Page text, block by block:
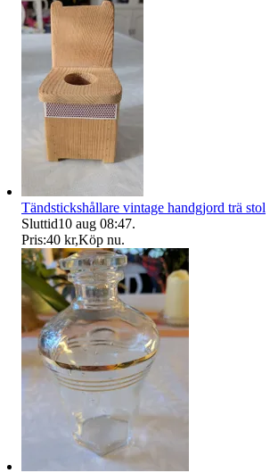
Tändstickshållare vintage handgjord trä stol
Sluttid10 aug 08:47.
Pris:40 kr,Köp nu.